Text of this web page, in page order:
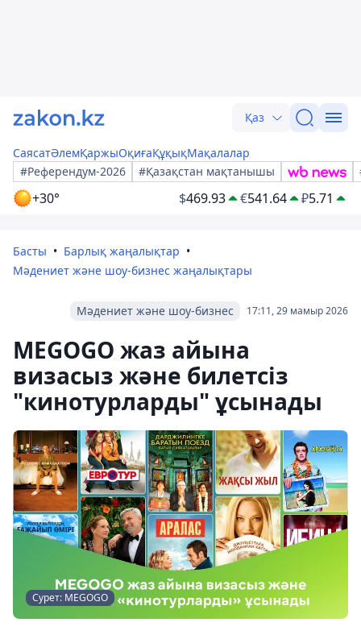
Қаз
СаясатӘлемҚаржыОқиғаҚұқықМақалалар
#Референдум-2026
#Қазақстан мақтанышы
+30° $469.93 €541.64 ₽5.71
Басты
Барлық жаңалықтар
Мәдениет және шоу-бизнес жаңалықтары
17:11, 29 мамыр 2026
Мәдениет және шоу-бизнес
MEGOGO жаз айына
визасыз және билетсіз
"кинотурларды" ұсынады
Сурет: MEGOGO